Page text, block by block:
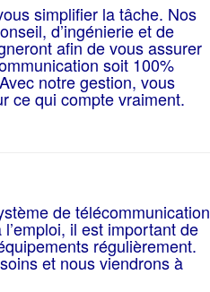
simplifier la tâche. Nos
d’ingénierie et de
afin de vous assurer
soit 100%
notre gestion, vous
ce qui compte vraiment.
de télécommunication
il est important de
régulièrement.
et nous viendrons à